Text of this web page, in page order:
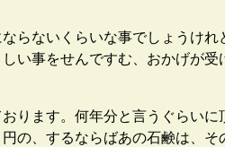
らないくらいな事でしょうけれ
い事をせんですむ、おかげが受
ります。何年分と言うぐらいに
の、するならばあの石鹸は、そ